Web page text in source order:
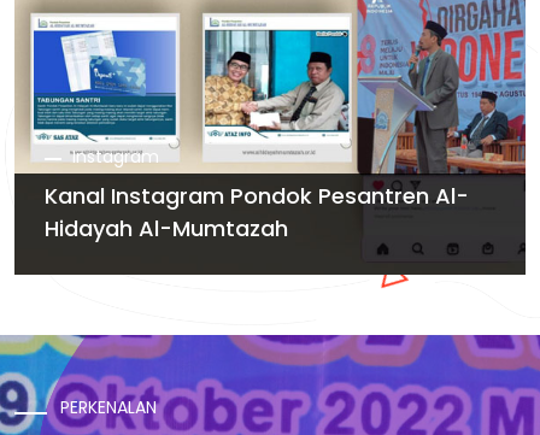
Instagram
Kanal Instagram Pondok Pesantren Al-
Hidayah Al-Mumtazah
PERKENALAN